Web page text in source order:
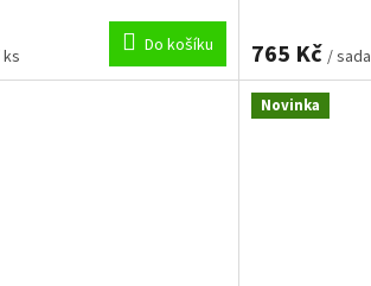
Do košíku 765 Kč / sada
Novinka